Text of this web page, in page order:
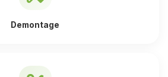
Demontage